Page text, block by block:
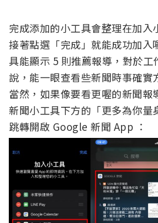
完成添加的小工具會整理在加入
接著點選「完成」就能成功加
具能顯示 5 則推薦報導，對於工
說，能一眼查看些新聞時事確實
當然，如果像要看更喔的新聞
新聞小工具下方的「更多為你量
跳轉開啟 Google 新聞 App ：